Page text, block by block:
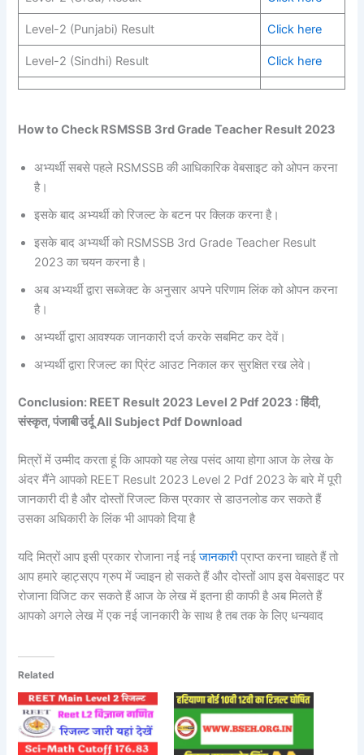
Level-2 (Punjabi) Result Click here
Level-2 (Sindhi) Result Click here
How to Check RSMSSB 3rd Grade Teacher Result 2023
अभ्यर्थी सबसे पहले RSMSSB की आधिकारिक वेबसाइट को ओपन करना
है।
इसके बाद अभ्यर्थी को रिजल्ट के बटन पर क्लिक करना है।
इसके बाद अभ्यर्थी को RSMSSB 3rd Grade Teacher Result
2023 का चयन करना है।
अब अभ्यर्थी द्वारा सब्जेक्ट के अनुसार अपने परिणाम लिंक को ओपन करना
है।
अभ्यर्थी द्वारा आवश्यक जानकारी दर्ज करके सबमिट कर देवें।
अभ्यर्थी द्वारा रिजल्ट का प्रिंट आउट निकाल कर सुरक्षित रख लेवे।
Conclusion: REET Result 2023 Level 2 Pdf 2023 : हिंदी,
संस्कृत, पंजाबी उर्दू All Subject Pdf Download
मित्रों में उम्मीद करता हूं कि आपको यह लेख पसंद आया होगा आज के लेख के
अंदर मैंने आपको REET Result 2023 Level 2 Pdf 2023 के बारे में पूरी
जानकारी दी है और दोस्तों रिजल्ट किस प्रकार से डाउनलोड कर सकते हैं
उसका अधिकारी के लिंक भी आपको दिया है
यदि मित्रों आप इसी प्रकार रोजाना नई नईजानकारीप्राप्त करना चाहते हैं तो
आप हमारे व्हाट्सएप ग्रुप में ज्वाइन हो सकते हैं और दोस्तों आप इस वेबसाइट पर
रोजाना विजिट कर सकते हैं आज के लेख में इतना ही काफी है अब मिलते हैं
आपको अगले लेख में एक नई जानकारी के साथ है तब तक के लिए धन्यवाद
Related